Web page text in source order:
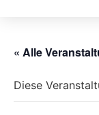
« Alle
Diese